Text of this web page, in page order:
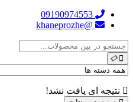
09190974553
@khaneprozhe
نتیجه ای یافت نشد!